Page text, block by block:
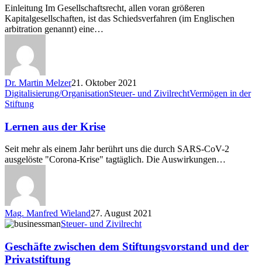
Einleitung Im Gesellschaftsrecht, allen voran größeren
Kapitalgesellschaften, ist das Schiedsverfahren (im Englischen
arbitration genannt) eine…
Dr. Martin Melzer21. Oktober 2021
Lernen
aus
Krise
Digitalisierung/OrganisationSteuer- und ZivilrechtVermögen in der
Stiftung
Lernen aus der Krise
Seit mehr als einem Jahr berührt uns die durch SARS-CoV-2
ausgelöste "Corona-Krise" tagtäglich. Die Auswirkungen…
Mag. Manfred Wieland27. August 2021
Geschäfte
dem
Stiftungsvorstand
und
Steuer- und Zivilrecht
Geschäfte zwischen dem Stiftungsvorstand und der
Privatstiftung